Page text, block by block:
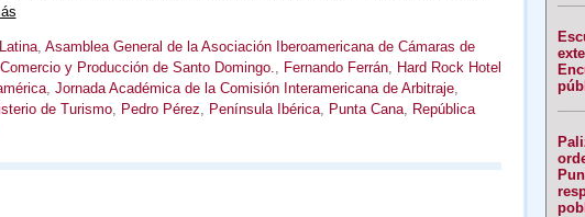
, Asamblea General de la Asociación Iberoamericana de Cámaras de
y Producción de Santo Domingo., Fernando Ferrán, Hard Rock Hotel
, Jornada Académica de la Comisión Interamericana de Arbitraje,
de Turismo, Pedro Pérez, Península Ibérica, Punta Cana, República